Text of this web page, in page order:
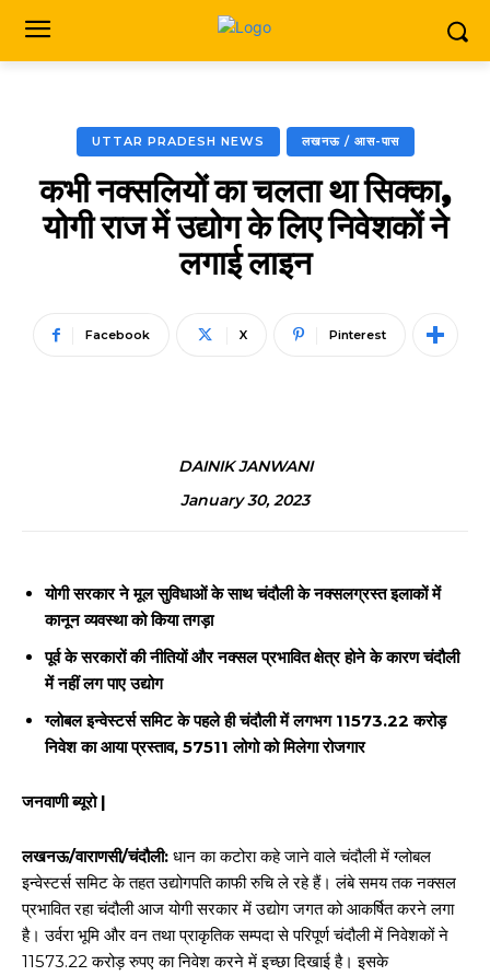
UTTAR PRADESH NEWS लखनऊ / आस-पास
कभी नक्सलियों का चलता था सिक्का,
योगी राज में उद्योग के लिए निवेशकों ने
लगाई लाइन
Facebook X Pinterest
DAINIK JANWANI
January 30, 2023
योगी सरकार ने मूल सुविधाओं के साथ चंदौली के नक्सलग्रस्त इलाकों में
कानून व्यवस्था को किया तगड़ा
पूर्व के सरकारों की नीतियों और नक्सल प्रभावित क्षेत्र होने के कारण चंदौली
में नहीं लग पाए उद्योग
ग्लोबल इन्वेस्टर्स समिट के पहले ही चंदौली में लगभग 11573.22 करोड़
निवेश का आया प्रस्ताव, 57511 लोगो को मिलेगा रोजगार
जनवाणी ब्यूरो |
लखनऊ/वाराणसी/चंदौली: धान का कटोरा कहे जाने वाले चंदौली में ग्लोबल
इन्वेस्टर्स समिट के तहत उद्योगपति काफी रुचि ले रहे हैं। लंबे समय तक नक्सल
प्रभावित रहा चंदौली आज योगी सरकार में उद्योग जगत को आकर्षित करने लगा
है। उर्वरा भूमि और वन तथा प्राकृतिक सम्पदा से परिपूर्ण चंदौली में निवेशकों ने
11573.22 करोड़ रुपए का निवेश करने में इच्छा दिखाई है। इसके